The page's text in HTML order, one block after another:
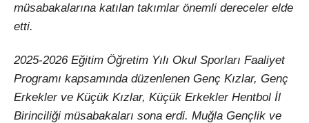
müsabakalarına katılan takımlar önemli dereceler elde
etti.
2025-2026 Eğitim Öğretim Yılı Okul Sporları Faaliyet
Programı kapsamında düzenlenen Genç Kızlar, Genç
Erkekler ve Küçük Kızlar, Küçük Erkekler Hentbol İl
Birinciliği müsabakaları sona erdi. Muğla Gençlik ve